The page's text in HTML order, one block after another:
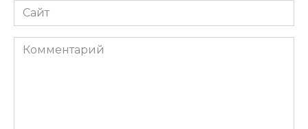
Сайт
Комментарий